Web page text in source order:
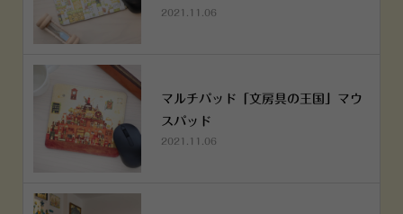
2021.11.06
マルチパッド「文房具の王国」マウ
スパッド
2021.11.06